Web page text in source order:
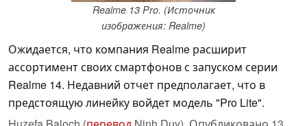
Realme 13 Pro. (Источник
изображения: Realme)
Ожидается, что компания Realme расширит
ассортимент своих смартфонов с запуском серии
Realme 14. Недавний отчет предполагает, что в
предстоящую линейку войдет модель "Pro Lite".